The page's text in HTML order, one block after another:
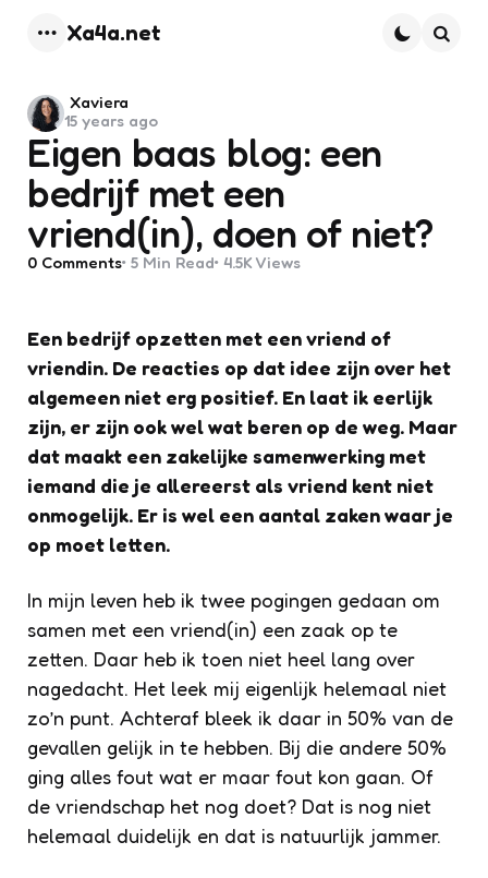
Xa4a.net
Eigen baas blog: een
bedrijf met een
vriend(in), doen of niet?
Posted
by
Xaviera
15 years ago
0 Comments 5 Min Read 4.5K Views
Een bedrijf opzetten met een vriend of
vriendin. De reacties op dat idee zijn over het
algemeen niet erg positief. En laat ik eerlijk
zijn, er zijn ook wel wat beren op de weg. Maar
dat maakt een zakelijke samenwerking met
iemand die je allereerst als vriend kent niet
onmogelijk. Er is wel een aantal zaken waar je
op moet letten.
In mijn leven heb ik twee pogingen gedaan om
samen met een vriend(in) een zaak op te
zetten. Daar heb ik toen niet heel lang over
nagedacht. Het leek mij eigenlijk helemaal niet
zo’n punt. Achteraf bleek ik daar in 50% van de
gevallen gelijk in te hebben. Bij die andere 50%
ging alles fout wat er maar fout kon gaan. Of
de vriendschap het nog doet? Dat is nog niet
helemaal duidelijk en dat is natuurlijk jammer.